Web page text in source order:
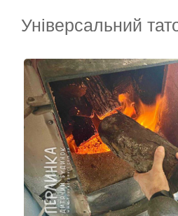
Універсальний